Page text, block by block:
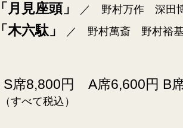
月見座頭」 ／ 野村万作 深田
木六駄」
／ 野村萬斎 野村裕
S席8,800円 A席6,600円 B
（すべて税込）